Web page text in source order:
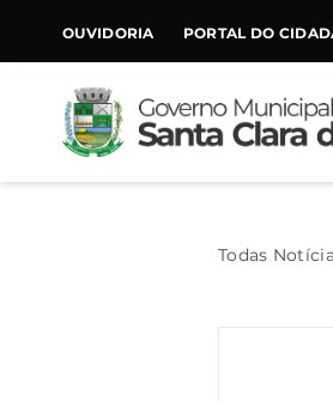
CONTEÚDO
OUVIDORIA PORTAL DO
Todas